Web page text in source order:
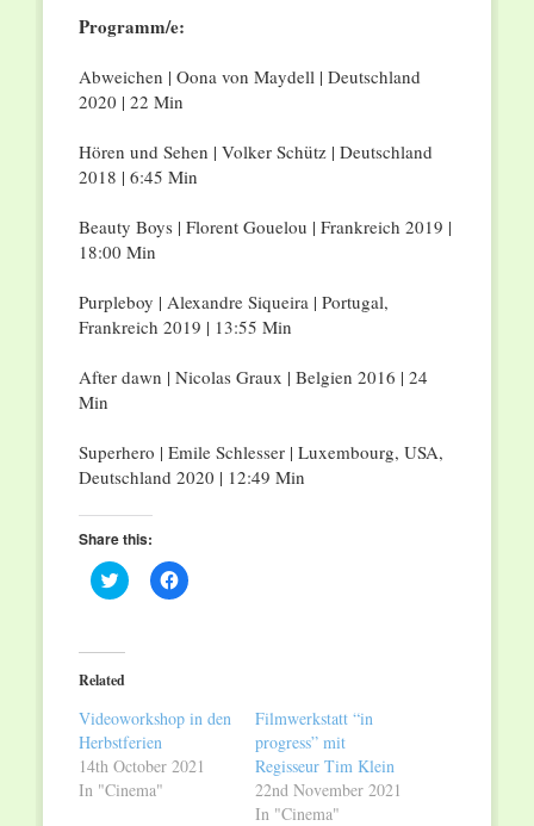
Programm/e:
Abweichen | Oona von Maydell | Deutschland
2020 | 22 Min
Hören und Sehen | Volker Schütz | Deutschland
2018 | 6:45 Min
Beauty Boys | Florent Gouelou | Frankreich 2019 |
18:00 Min
Purpleboy | Alexandre Siqueira | Portugal,
Frankreich 2019 | 13:55 Min
After dawn | Nicolas Graux | Belgien 2016 | 24
Min
Superhero | Emile Schlesser | Luxembourg, USA,
Deutschland 2020 | 12:49 Min
Share this:
Click
to
(Opens
in
new
Click
to
Related
Videoworkshop in den
Herbstferien
14th October 2021
In "Cinema"
Filmwerkstatt “in
progress” mit
Regisseur Tim Klein
22nd November 2021
In "Cinema"